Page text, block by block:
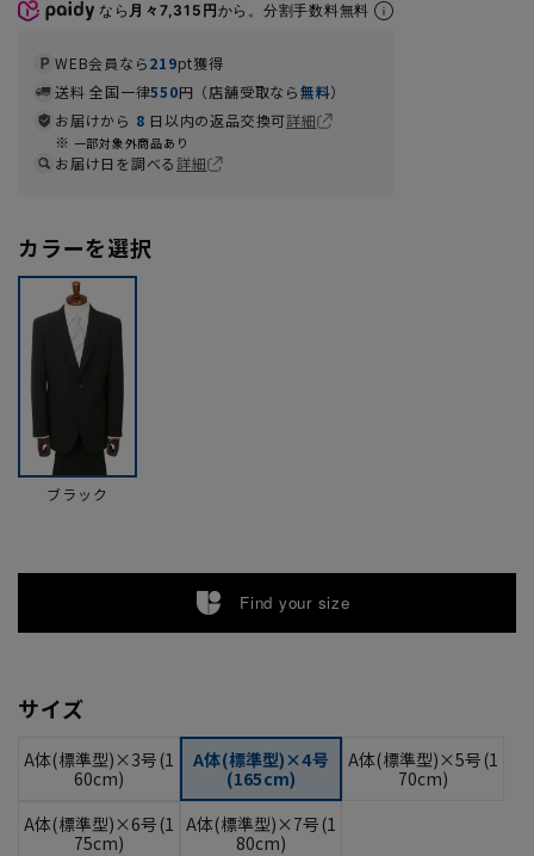
なら 月々7,315円から。分割手数料無料
WEB会員なら219pt獲得
送料 全国一律550円（店舗受取なら無料）
お届けから 8 日以内の返品交換可詳細
一部対象外商品あり
お届け日を調べる詳細
カラーを選択
ブラック
Find your size
サイズ
A体(標準型)×3号(1
60cm)
A体(標準型)×4号
(165cm)
A体(標準型)×5号(1
70cm)
A体(標準型)×6号(1
75cm)
A体(標準型)×7号(1
80cm)